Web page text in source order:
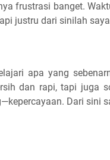
frustrasi banget.
justru dari sinilah
apa yang
dan rapi, tapi juga
Dari sini